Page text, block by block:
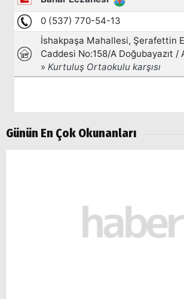
Günün En Çok Okunanları